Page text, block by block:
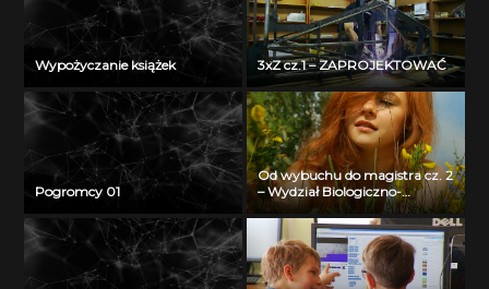
Wypożyczanie książek 3xZ cz.1 – ZAPROJEKTOWAĆ
Pogromcy 01
Od wybuchu do magistra cz. 2
– Wydział Biologiczno-
Chemiczny Uniwersytetu w
Białymstoku